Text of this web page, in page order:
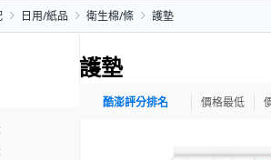
日用/紙品 衛生棉/條 護墊
護墊
酷澎評分排名 價格最低